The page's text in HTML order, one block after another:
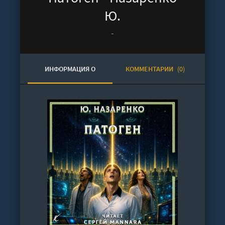
Ю.
-
ИНФОРМАЦИЯ О
АУДИОКНИГЕ
КОММЕНТАРИИ (0)